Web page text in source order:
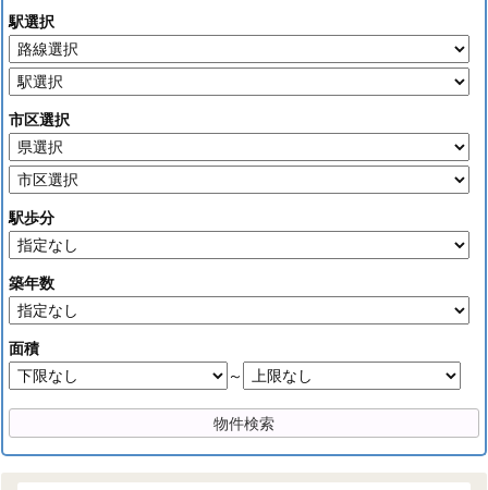
駅選択
市区選択
駅歩分
築年数
面積
～